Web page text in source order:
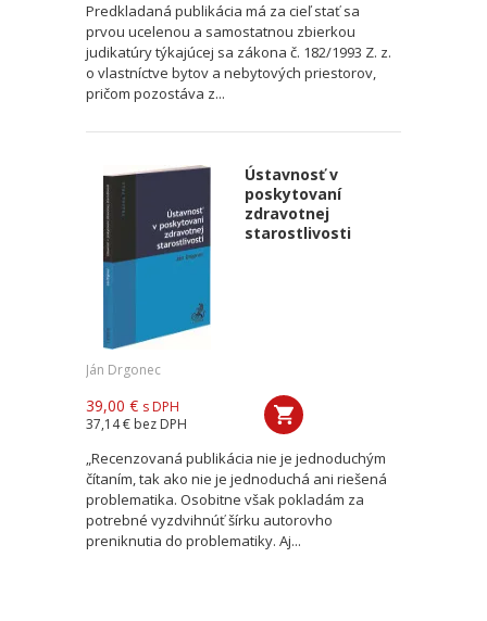
Predkladaná publikácia má za cieľ stať sa
prvou ucelenou a samostatnou zbierkou
judikatúry týkajúcej sa zákona č. 182/1993 Z. z.
o vlastníctve bytov a nebytových priestorov,
pričom pozostáva z...
Ústavnosť v
poskytovaní
zdravotnej
starostlivosti
Ján Drgonec
39,00 € s DPH
37,14 € bez DPH
„Recenzovaná publikácia nie je jednoduchým
čítaním, tak ako nie je jednoduchá ani riešená
problematika. Osobitne však pokladám za
potrebné vyzdvihnúť šírku autorovho
preniknutia do problematiky. Aj...